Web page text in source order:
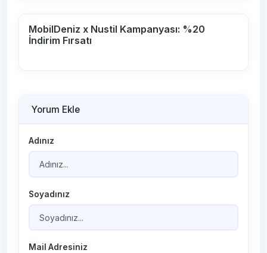
MobilDeniz x Nustil Kampanyası: %20
İndirim Fırsatı
Yorum Ekle
Adınız
Soyadınız
Mail Adresiniz